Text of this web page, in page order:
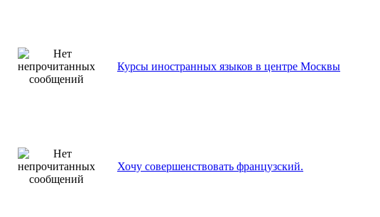
Курсы иностранных языков в центре Москвы
Хочу совершенствовать французский.